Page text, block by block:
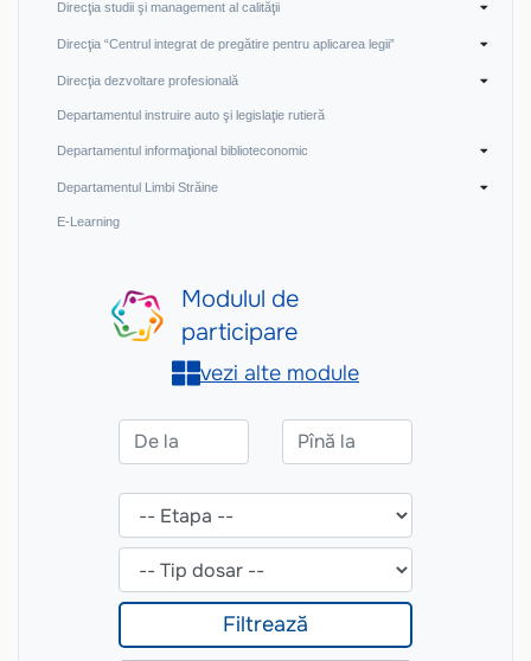
Direcţia studii şi management al calităţii
Direcţia “Centrul integrat de pregătire pentru aplicarea legii”
Direcţia dezvoltare profesională
Departamentul instruire auto şi legislaţie rutieră
Departamentul informaţional biblioteconomic
Departamentul Limbi Străine
E-Learning